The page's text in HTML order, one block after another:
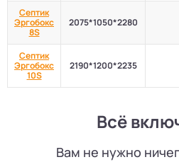
Септик
Эргобокс
8S
2075*1050*2280
Септик
Эргобокс
10S
2190*1200*2235
Всё
Вам не нужно